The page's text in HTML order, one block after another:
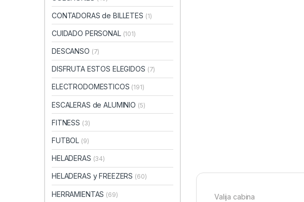
Valija cabina
CONTADORAS de BILLETES (1)
CUIDADO PERSONAL (101)
DESCANSO (7)
DISFRUTA ESTOS ELEGIDOS (7)
ELECTRODOMESTICOS (191)
ESCALERAS de ALUMINIO (5)
FITNESS (3)
FUTBOL (9)
HELADERAS (34)
HELADERAS y FREEZERS (60)
HERRAMIENTAS (69)